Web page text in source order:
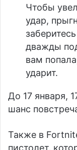
Чтобы
удар,
дважды
вам
ударит.
До 17 января,
шанс
Также в
пистолет,